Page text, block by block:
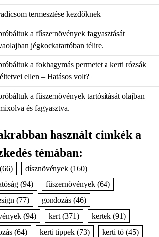
termesztése kezdőknek
a fűszernövények fagyasztását
jégkockatartóban télire.
a fokhagymás permetet a kerti rózsák
ellen – Hatásos volt?
a fűszernövények tartósítását olajban
és fagyasztva.
használt cimkék a
témában:
dísznövények(160)
(94) fűszernövények(64)
(77) gondozás(46)
(94) kert(371) kertek(91)
(64) kerti tippek(73) kerti tó(45)